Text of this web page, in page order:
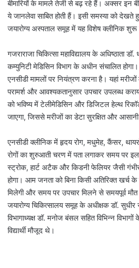
बीमारियों के मामले तेजी से बढ़ रहे हैं। अक्सर इन
ये जानलेवा साबित होती हैं। इसी समस्या को देखते
जयारोग्य अस्पताल समूह में यह विशेष क्लीनिक शुरू
गजराराजा चिकित्सा महाविद्यालय के अधिष्ठाता
कम्युनिटी मेडिसिन विभाग के अधीन संचालित
एनसीडी मामलों पर नियंत्रण करना है। यहां मरीजों
परामर्श और आवश्यकतानुसार उपचार उपलब्ध
को भविष्य में टेलीमेडिसिन और डिजिटल हेल्थ
जाएगा, जिससे मरीजों का डेटा सुरक्षित और
एनसीडी क्लीनिक में हृदय रोग, मधुमेह, कैंसर,
रोगों का शुरुआती चरण में पता लगाकर समय पर
स्ट्रोक, हार्ट अटैक और किडनी फेलियर जैसी
होगा। आम जनता को बिना किसी अतिरिक्त खर्च के
मिलेगी और समय पर उपचार मिलने से समयपूर्व
जयारोग्य चिकित्सालय समूह के अधीक्षक डॉ. सुधीर
विभागाध्यक्ष डॉ. मनोज बंसल सहित विभिन्न विभागों
विद्यार्थी मौजूद थे।